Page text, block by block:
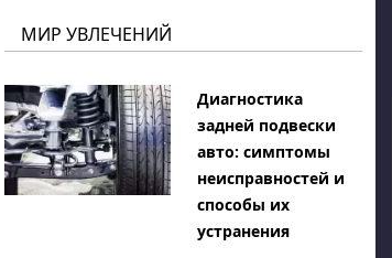
МИР УВЛЕЧЕНИЙ
Диагностика
задней подвески
авто: симптомы
неисправностей и
способы их
устранения